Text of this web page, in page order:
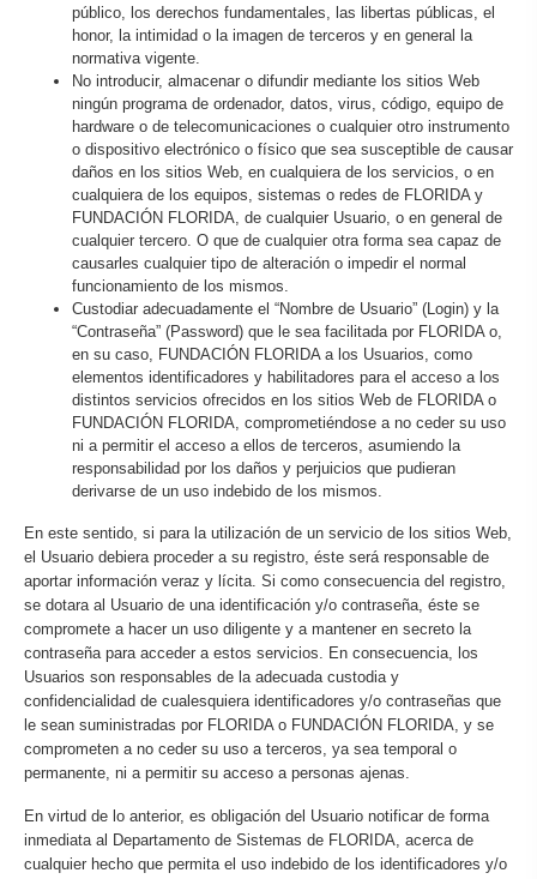
público, los derechos fundamentales, las libertas públicas, el
honor, la intimidad o la imagen de terceros y en general la
normativa vigente.
No introducir, almacenar o difundir mediante los sitios Web
ningún programa de ordenador, datos, virus, código, equipo de
hardware o de telecomunicaciones o cualquier otro instrumento
o dispositivo electrónico o físico que sea susceptible de causar
daños en los sitios Web, en cualquiera de los servicios, o en
cualquiera de los equipos, sistemas o redes de FLORIDA y
FUNDACIÓN FLORIDA, de cualquier Usuario, o en general de
cualquier tercero. O que de cualquier otra forma sea capaz de
causarles cualquier tipo de alteración o impedir el normal
funcionamiento de los mismos.
Custodiar adecuadamente el “Nombre de Usuario” (Login) y la
“Contraseña” (Password) que le sea facilitada por FLORIDA o,
en su caso, FUNDACIÓN FLORIDA a los Usuarios, como
elementos identificadores y habilitadores para el acceso a los
distintos servicios ofrecidos en los sitios Web de FLORIDA o
FUNDACIÓN FLORIDA, comprometiéndose a no ceder su uso
ni a permitir el acceso a ellos de terceros, asumiendo la
responsabilidad por los daños y perjuicios que pudieran
derivarse de un uso indebido de los mismos.
En este sentido, si para la utilización de un servicio de los sitios Web,
el Usuario debiera proceder a su registro, éste será responsable de
aportar información veraz y lícita. Si como consecuencia del registro,
se dotara al Usuario de una identificación y/o contraseña, éste se
compromete a hacer un uso diligente y a mantener en secreto la
contraseña para acceder a estos servicios. En consecuencia, los
Usuarios son responsables de la adecuada custodia y
confidencialidad de cualesquiera identificadores y/o contraseñas que
le sean suministradas por FLORIDA o FUNDACIÓN FLORIDA, y se
comprometen a no ceder su uso a terceros, ya sea temporal o
permanente, ni a permitir su acceso a personas ajenas.
En virtud de lo anterior, es obligación del Usuario notificar de forma
inmediata al Departamento de Sistemas de FLORIDA, acerca de
cualquier hecho que permita el uso indebido de los identificadores y/o